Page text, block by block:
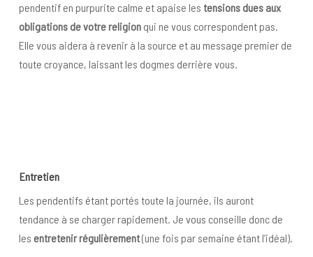
pendentif en purpurite calme et apaise les tensions dues aux
obligations de votre religion qui ne vous correspondent pas.
Elle vous aidera à revenir à la source et au message premier de
toute croyance, laissant les dogmes derrière vous.
Entretien
Les pendentifs étant portés toute la journée, ils auront
tendance à se charger rapidement. Je vous conseille donc de
les entretenir régulièrement(une fois par semaine étant l’idéal).